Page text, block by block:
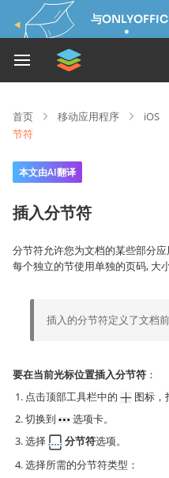
与
首页 移动应用程序 iOS
节符
本文由AI翻译
插入分节符
分节符允许您为文档的某些部分
每个独立的节使用单独的页码, 大
插入的分节符定义了文档
要在当前光标位置插入分节符 ：
点击顶部工具栏中的
图标，
切换到
选项卡。
选择
分节符选项。
选择所需的分节符类型：